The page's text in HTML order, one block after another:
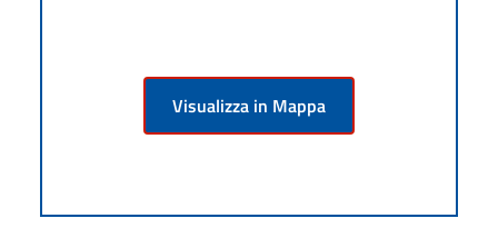
Visualizza in Mappa